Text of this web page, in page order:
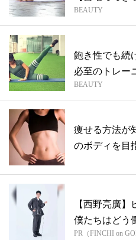
BEAUTY
飽き性でも続
必至のトレー
BEAUTY
痩せる方法が
のボディを目
【西野亮廣
僕たちはどう
PR（FINCHI on